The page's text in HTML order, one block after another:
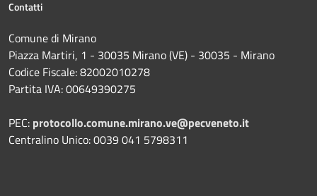
Contatti
Comune di Mirano
Piazza Martiri, 1 - 30035 Mirano (VE) - 30035 - Mirano
Codice Fiscale: 82002010278
Partita IVA: 00649390275
PEC: protocollo.comune.mirano.ve@pecveneto.it
Centralino Unico: 0039 041 5798311